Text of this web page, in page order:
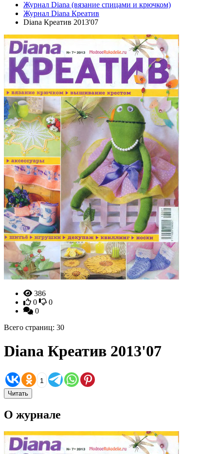
Журнал Diana (вязание спицами и крючком)
Журнал Diana Креатив
Diana Креатив 2013'07
386
0
0
0
Всего страниц: 30
Diana Креатив 2013'07
1
Читать
О журнале